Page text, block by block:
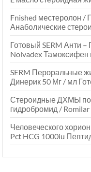
Fnished местеролон /
Анаболические
Готовый SERM Анти
Nolvadex Тамоксифен
SERM Пероральные
Динерик 50 Мг / мл
Стероидные ДХМЫ
гидробромид /
Человеческого
Pct HCG 1000iu